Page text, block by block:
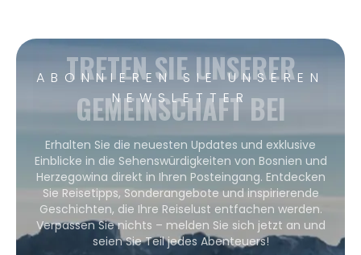
ABONNIEREN SIE UNSEREN
NEWSLETTER
TRETEN SIE UNSERER
GEMEINSCHAFT BEI
Erhalten Sie die neuesten Updates und exklusive
Einblicke in die Sehenswürdigkeiten von Bosnien und
Herzegowina direkt in Ihren Posteingang. Entdecken
Sie Reisetipps, Sonderangebote und inspirierende
Geschichten, die Ihre Reiselust entfachen werden.
Verpassen Sie nichts – melden Sie sich jetzt an und
seien Sie Teil jedes Abenteuers!